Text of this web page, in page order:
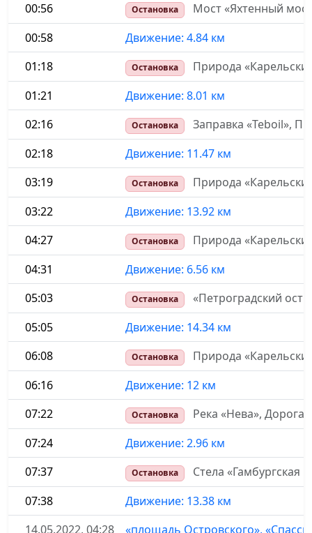
00:56
Остановка
Мост «Яхтенный
00:58
Движение: 4.84 км
01:18
Остановка
Природа
01:21
Движение: 8.01 км
02:16
Остановка
Заправка «Teboil»,
02:18
Движение: 11.47 км
03:19
Остановка
Природа
03:22
Движение: 13.92 км
04:27
Остановка
Природа
04:31
Движение: 6.56 км
05:03
Остановка
«Петроградский
05:05
Движение: 14.34 км
06:08
Остановка
Природа
06:16
Движение: 12 км
07:22
Остановка
Река «Нева»,
07:24
Движение: 2.96 км
07:37
Остановка
Стела «Гамбургская
07:38
Движение: 13.38 км
14.05.2022, 04:28
«площадь Островского»,